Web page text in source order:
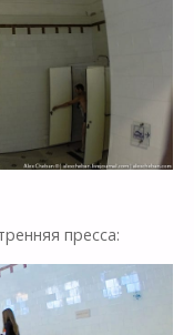
пресса: